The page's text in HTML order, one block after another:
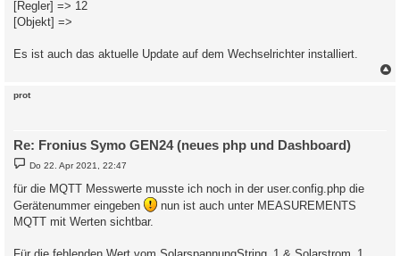
[Regler] => 12
[Objekt] =>
Es ist auch das aktuelle Update auf dem Wechselrichter installiert.
prot
Re: Fronius Symo GEN24 (neues php und Dashboard)
B
e
r
g
Do 22. Apr 2021, 22:47
für die MQTT Messwerte musste ich noch in der user.config.php die
Gerätenummer eingeben
nun ist auch unter MEASUREMENTS
MQTT mit Werten sichtbar.